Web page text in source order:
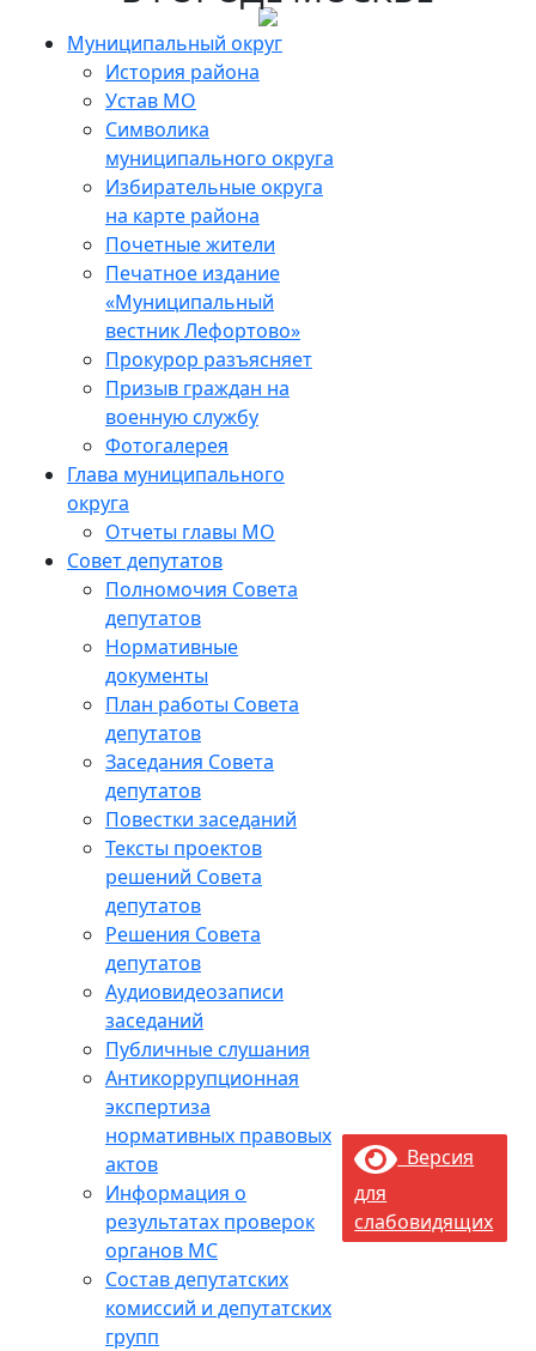
Муниципальный округ
История района
Устав МО
Символика
муниципального округа
Избирательные округа
на карте района
Почетные жители
Печатное издание
«Муниципальный
вестник Лефортово»
Прокурор разъясняет
Призыв граждан на
военную службу
Фотогалерея
Глава муниципального
округа
Отчеты главы МО
Совет депутатов
Полномочия Совета
депутатов
Нормативные
документы
План работы Совета
депутатов
Заседания Cовета
депутатов
Повестки заседаний
Тексты проектов
решений Совета
депутатов
Решения Совета
депутатов
Аудиовидеозаписи
заседаний
Публичные слушания
Антикоррупционная
экспертиза
нормативных правовых
актов
Информация о
результатах проверок
органов МС
Состав депутатских
комиссий и депутатских
групп
Версия
для
слабовидящих